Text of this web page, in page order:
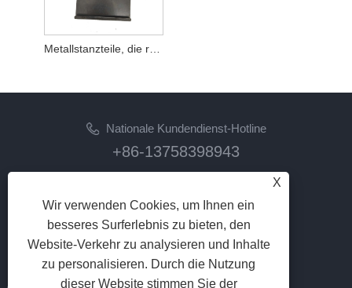
Metallstanzteile, die rostfrei gebogen werden
Nationale Kundendienst-Hotline
+86-13758398943
lilyz@junmetal.com
junmetal.hardware.ltd@gmail.com
FOLGEN SIE UNS
X
Wir verwenden Cookies, um Ihnen ein
besseres Surferlebnis zu bieten, den
Website-Verkehr zu analysieren und Inhalte
zu personalisieren. Durch die Nutzung
dieser Website stimmen Sie der